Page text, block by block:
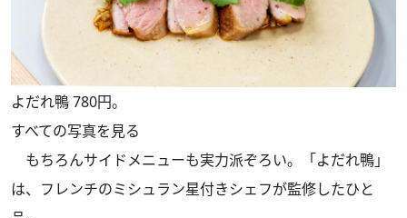
よだれ鴨 780円。
すべての写真を見る
もちろんサイドメニューも実力派ぞろい。「よだれ鴨」
は、フレンチのミシュラン星付きシェフが監修したひと